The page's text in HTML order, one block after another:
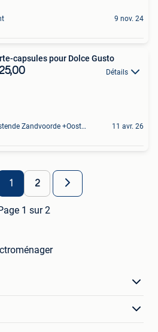
9 nov. 24
capsules pour Dolce Gusto
Détails
Oostende Zandvoorde +Oostende 11 avr. 26
1 2
1 sur 2